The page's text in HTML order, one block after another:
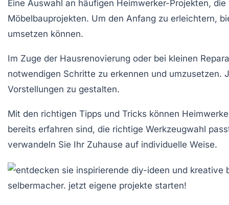
Eine Auswahl an häufigen Heimwerker-Projekten,
Möbelbauprojekten. Um den Anfang zu erleichtern,
umsetzen können.
Im Zuge der Hausrenovierung oder bei kleinen
notwendigen Schritte zu erkennen und umzusetzen.
Vorstellungen zu gestalten.
Mit den richtigen Tipps und Tricks können
bereits erfahren sind, die richtige Werkzeugwahl
verwandeln Sie Ihr Zuhause auf individuelle Weise.